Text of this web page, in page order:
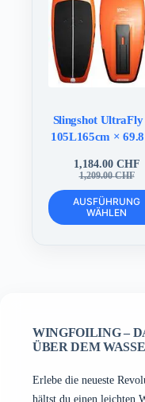
auf
der
Produktseite
gewählt
werden
Slingshot UltraFly
105L165cm ×
1,209.00CHF
Preis
war:
1,184.00 CHF
Aktueller
Preis
ist:
AUSFÜHRUNG
WÄHLEN
Dieses
Produkt
weist
der
Produktseite
werden
WINGFOILING –
ÜBER DEM
Erlebe die neueste
hältst du einen leichten